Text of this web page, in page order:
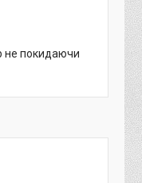
не покидаючи